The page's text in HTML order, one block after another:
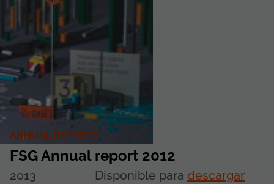
ANNUAL REPORTS
FSG Annual report 2012
2013 Disponible para descargar